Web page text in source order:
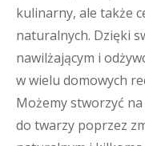
kulinarny, ale także
naturalnych. Dzięki
nawilżającym i
w wielu domowych
Możemy stworzyć na
do twarzy poprzez